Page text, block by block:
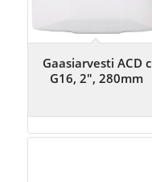
Gaasiarvesti ACD c
G16, 2″, 280mm